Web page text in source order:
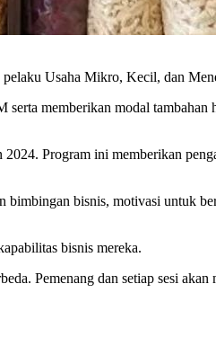
Usaha Mikro, Kecil, dan
memberikan modal tambahan
Program ini memberikan
bisnis, motivasi untuk
bisnis mereka.
Pemenang dan setiap sesi